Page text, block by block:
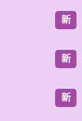
新
新
新